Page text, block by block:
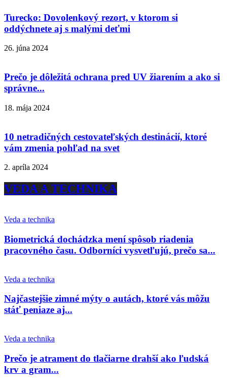
Turecko: Dovolenkový rezort, v ktorom si
oddýchnete aj s malými deťmi
26. júna 2024
Prečo je dôležitá ochrana pred UV žiarením a ako si
správne...
18. mája 2024
10 netradičných cestovateľských destinácií, ktoré
vám zmenia pohľad na svet
2. apríla 2024
VEDA A TECHNIKA
Veda a technika
Biometrická dochádzka mení spôsob riadenia
pracovného času. Odborníci vysvetľujú, prečo sa...
Veda a technika
Najčastejšie zimné mýty o autách, ktoré vás môžu
stáť peniaze aj...
Veda a technika
Prečo je atrament do tlačiarne drahší ako ľudská
krv a gram...